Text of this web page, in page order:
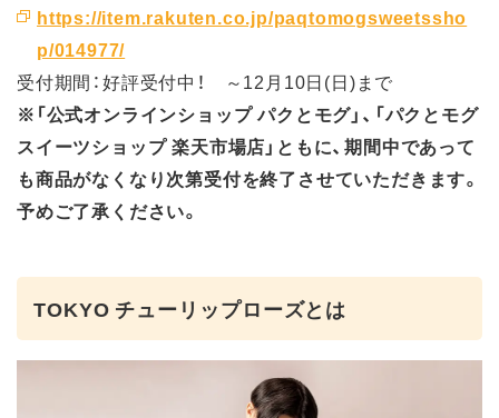
https://item.rakuten.co.jp/paqtomogsweetssho
p/014977/
受付期間：好評受付中！ ～12月10日(日)まで
※「公式オンラインショップ パクとモグ」、「パクとモグ
スイーツショップ 楽天市場店」ともに、期間中であって
も商品がなくなり次第受付を終了させていただきます。
予めご了承ください。
TOKYO チューリップローズとは